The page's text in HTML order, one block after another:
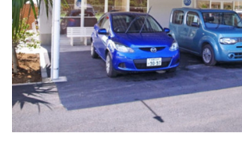
Enterprise Digital Transformation
特集